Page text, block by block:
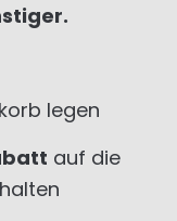
legen
auf die